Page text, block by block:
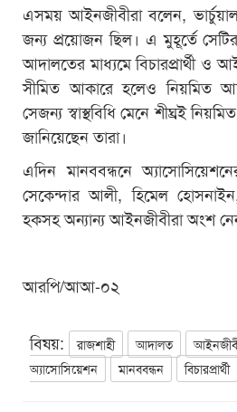
এসময় আইনজীবীরা বলেন,
জন্য প্রয়োজন ছিল। এ মুহূর্তে
আদালতের মাধ্যমে বিচারপ্রার্থী ও
সীমিত আকারে হলেও নিয়মিত
সেজন্য স্বাস্থবিধি মেনে শীঘ্রই
জানিয়েছেন তারা।
এদিন মানববন্ধনে
সেকেন্দার আলী, হিমেল
হকসহ অন্যান্য আইনজীবীরা অংশ
আরপি/আআ-০২
বিষয়: রাজশাহী আদালত
অ্যাসোসিয়েশন
মানববন্ধন বিচারপ্রার্থী